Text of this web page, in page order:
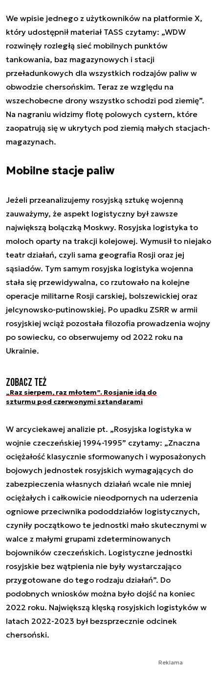
We wpisie jednego z użytkowników na platformie X,
który udostępnił materiał TASS czytamy: „WDW
rozwinęły rozległą sieć mobilnych punktów
tankowania, baz magazynowych i stacji
przeładunkowych dla wszystkich rodzajów paliw w
obwodzie chersońskim. Teraz ze względu na
wszechobecne drony wszystko schodzi pod ziemię”.
Na nagraniu widzimy flotę polowych cystern, które
zaopatrują się w ukrytych pod ziemią małych stacjach-
magazynach.
Mobilne stacje paliw
Jeżeli przeanalizujemy rosyjską sztukę wojenną
zauważymy, że aspekt logistyczny był zawsze
największą bolączką Moskwy. Rosyjska logistyka to
moloch oparty na trakcji kolejowej. Wymusił to niejako
teatr działań, czyli sama geografia Rosji oraz jej
sąsiadów. Tym samym rosyjska logistyka wojenna
stała się przewidywalna, co rzutowało na kolejne
operacje militarne Rosji carskiej, bolszewickiej oraz
jelcynowsko-putinowskiej. Po upadku ZSRR w armii
rosyjskiej wciąż pozostała filozofia prowadzenia wojny
po sowiecku, co obserwujemy od 2022 roku na
Ukrainie.
Zobacz też
„Raz sierpem, raz młotem”. Rosjanie idą do
szturmu pod czerwonymi sztandarami
W arcyciekawej analizie pt. „Rosyjska logistyka w
wojnie czeczeńskiej 1994-1995” czytamy: „Znaczna
ociężałość klasycznie sformowanych i wyposażonych
bojowych jednostek rosyjskich wymagających do
zabezpieczenia własnych działań wcale nie mniej
ociężałych i całkowicie nieodpornych na uderzenia
ogniowe przeciwnika pododdziałów logistycznych,
czyniły początkowo te jednostki mało skutecznymi w
walce z małymi grupami zdeterminowanych
bojowników czeczeńskich. Logistyczne jednostki
rosyjskie bez wątpienia nie były wystarczająco
przygotowane do tego rodzaju działań”. Do
podobnych wniosków można było dojść na koniec
2022 roku. Największą klęską rosyjskich logistyków w
latach 2022-2023 był bezsprzecznie odcinek
chersoński.
Reklama